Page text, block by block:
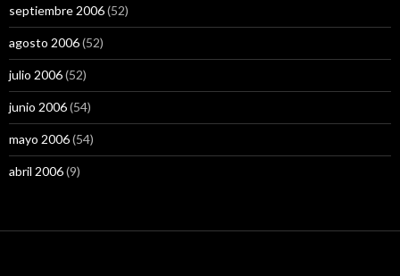
septiembre 2006(52)
agosto 2006(52)
julio 2006(52)
junio 2006(54)
mayo 2006(54)
abril 2006(9)